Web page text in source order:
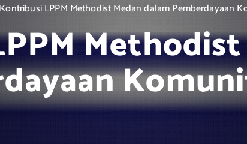
Kontribusi LPPM Methodist Medan dalam Pemberdayaan